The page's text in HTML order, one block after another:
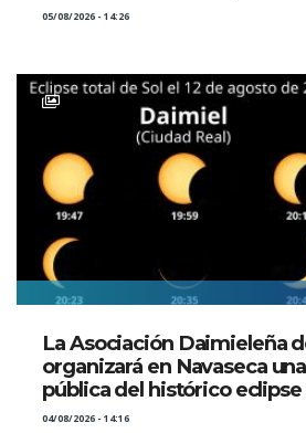
05/08/2026 - 14:26
La Asociación Daimieleña
organizará en Navaseca
pública del histórico eclipse
04/08/2026 - 14:16